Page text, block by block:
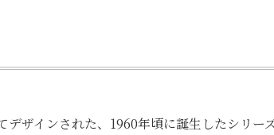
ザインされた、1960年頃に誕生したシリー